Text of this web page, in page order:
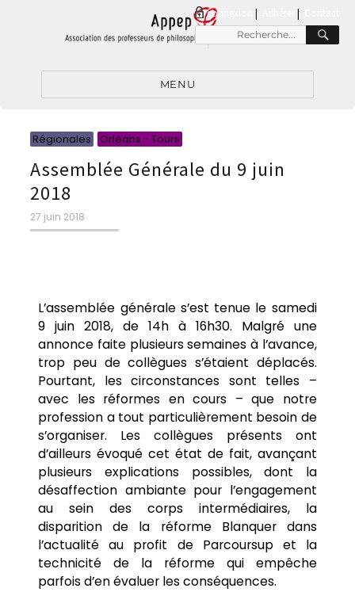
connexion |
MENU
Régionales Orléans - Tours
Assemblée Générale du 9 juin
2018
27 juin 2018
L’assemblée générale s’est tenue le samedi
9 juin 2018, de 14h à 16h30. Malgré une
annonce faite plusieurs semaines à l’avance,
trop peu de collègues s’étaient déplacés.
Pourtant, les circonstances sont telles –
avec les réformes en cours – que notre
profession a tout particulièrement besoin de
s’organiser. Les collègues présents ont
d’ailleurs évoqué cet état de fait, avançant
plusieurs explications possibles, dont la
désaffection ambiante pour l’engagement
au sein des corps intermédiaires, la
disparition de la réforme Blanquer dans
l’actualité au profit de Parcoursup et la
technicité de la réforme qui empêche
parfois d’en évaluer les conséquences.